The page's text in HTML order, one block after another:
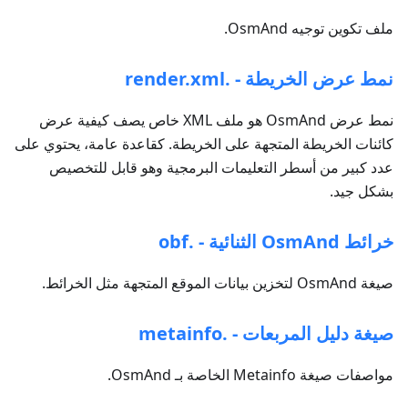
ملف تكوين توجيه OsmAnd.
نمط عرض الخريطة - .render.xml
نمط عرض OsmAnd هو ملف XML خاص يصف كيفية عرض
كائنات الخريطة المتجهة على الخريطة. كقاعدة عامة، يحتوي على
عدد كبير من أسطر التعليمات البرمجية وهو قابل للتخصيص
بشكل جيد.
خرائط OsmAnd الثنائية - .obf
صيغة OsmAnd لتخزين بيانات الموقع المتجهة مثل الخرائط.
صيغة دليل المربعات - .metainfo
مواصفات صيغة Metainfo الخاصة بـ OsmAnd.